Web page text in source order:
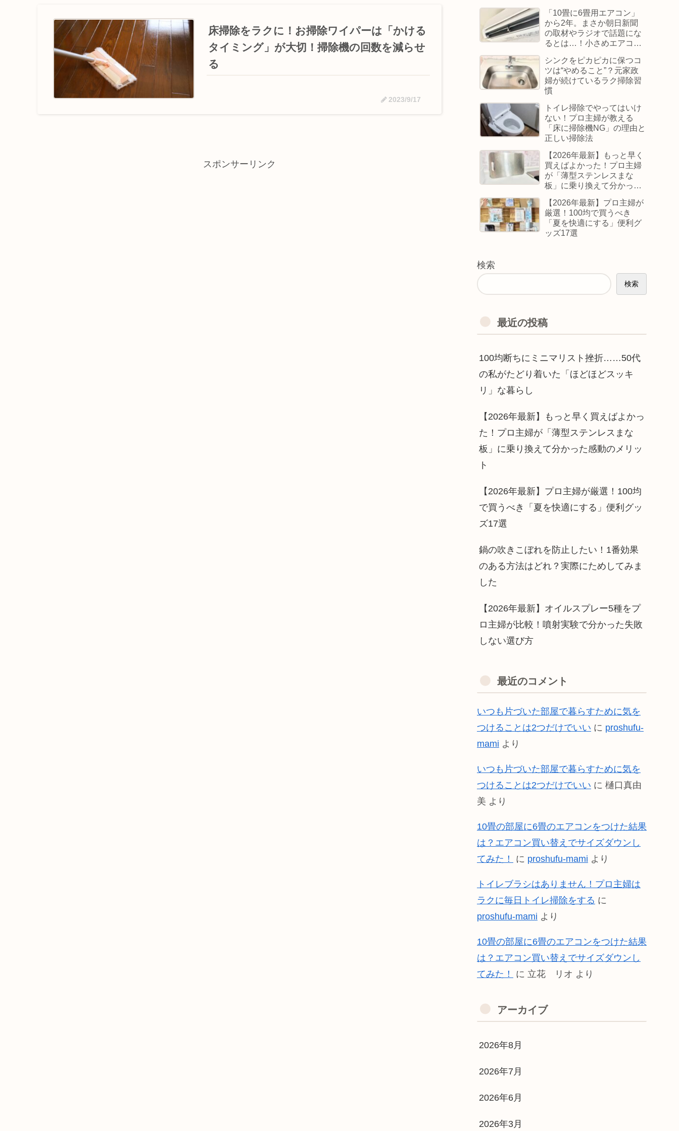
床掃除をラクに！お掃除ワイパーは「かける
タイミング」が大切！掃除機の回数を減らせ
る
2023/9/17
スポンサーリンク
「10畳に6畳用エアコン」
から2年。まさか朝日新聞
の取材やラジオで話題にな
るとは…！小さめエアコン
シンクをピカピカに保つコ
ツは“やめること”？元家政
婦が続けているラク掃除習
慣
トイレ掃除でやってはいけ
ない！プロ主婦が教える
「床に掃除機NG」の理由と
正しい掃除法
【2026年最新】もっと早く
買えばよかった！プロ主婦
が「薄型ステンレスまな
板」に乗り換えて分かった
【2026年最新】プロ主婦が
厳選！100均で買うべき
「夏を快適にする」便利グ
ッズ17選
検索
検索
最近の投稿
100均断ちにミニマリスト挫折……50代
の私がたどり着いた「ほどほどスッキ
リ」な暮らし
【2026年最新】もっと早く買えばよかっ
た！プロ主婦が「薄型ステンレスまな
板」に乗り換えて分かった感動のメリッ
ト
【2026年最新】プロ主婦が厳選！100均
で買うべき「夏を快適にする」便利グッ
ズ17選
鍋の吹きこぼれを防止したい！1番効果
のある方法はどれ？実際にためしてみま
した
【2026年最新】オイルスプレー5種をプ
ロ主婦が比較！噴射実験で分かった失敗
しない選び方
最近のコメント
いつも片づいた部屋で暮らすために気を
つけることは2つだけでいい に proshufu-
mami より
いつも片づいた部屋で暮らすために気を
つけることは2つだけでいい に 樋口真由
美 より
10畳の部屋に6畳のエアコンをつけた結果
は？エアコン買い替えでサイズダウンし
てみた！
に proshufu-mami より
トイレブラシはありません！プロ主婦は
ラクに毎日トイレ掃除をする に
proshufu-mami より
10畳の部屋に6畳のエアコンをつけた結果
は？エアコン買い替えでサイズダウンし
てみた！
に 立花 リオ より
アーカイブ
2026年8月
2026年7月
2026年6月
2026年3月